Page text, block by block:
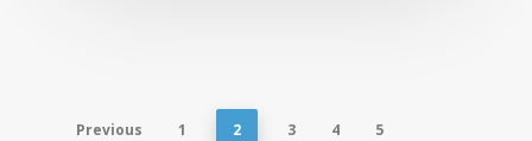
Previous 1 2 3 4
5